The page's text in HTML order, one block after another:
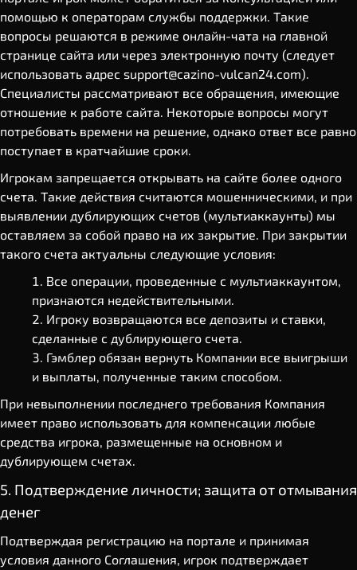
помощью к операторам службы поддержки. Такие
вопросы решаются в режиме онлайн-чата на главной
странице сайта или через электронную почту (следует
использовать адрес support@cazino-vulcan24.com).
Специалисты рассматривают все обращения, имеющие
отношение к работе сайта. Некоторые вопросы могут
потребовать времени на решение, однако ответ все равно
поступает в кратчайшие сроки.
Игрокам запрещается открывать на сайте более одного
счета. Такие действия считаются мошенническими, и при
выявлении дублирующих счетов (мультиаккаунты) мы
оставляем за собой право на их закрытие. При закрытии
такого счета актуальны следующие условия:
Все операции, проведенные с мультиаккаунтом,
признаются недействительными.
Игроку возвращаются все депозиты и ставки,
сделанные с дублирующего счета.
Гэмблер обязан вернуть Компании все выигрыши
и выплаты, полученные таким способом.
При невыполнении последнего требования Компания
имеет право использовать для компенсации любые
средства игрока, размещенные на основном и
дублирующем счетах.
5. Подтверждение личности; защита от отмывания
денег
Подтверждая регистрацию на портале и принимая
условия данного Соглашения, игрок подтверждает